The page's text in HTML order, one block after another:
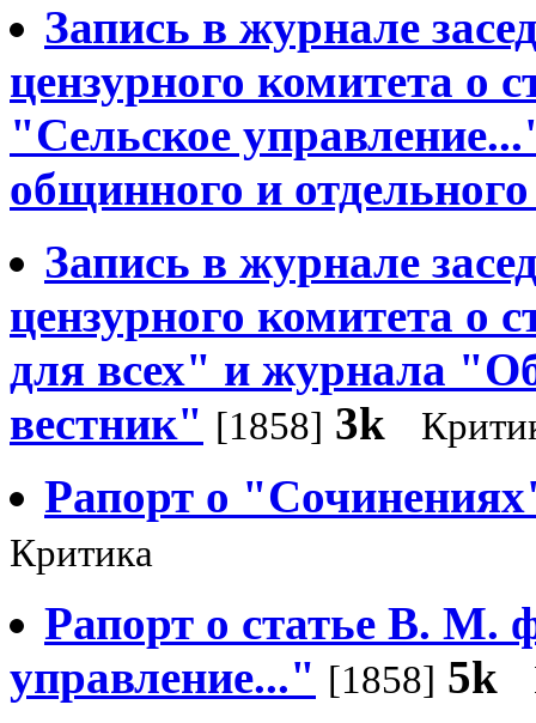
Запись в журнале
цензурного комитета о
"Сельское
общинного и
Запись в журнале
цензурного комитета о
для всех" и журнала
вестник" [1858] 3k
Рапорт о
Критика
Рапорт о статье В. М.
управление..." [1858] 5k